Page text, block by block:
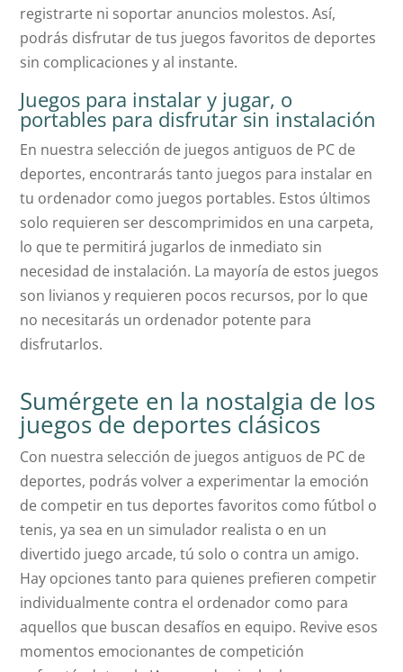
registrarte ni soportar anuncios molestos. Así,
podrás disfrutar de tus juegos favoritos de deportes
sin complicaciones y al instante.
Juegos para instalar y jugar, o
portables para disfrutar sin instalación
En nuestra selección de juegos antiguos de PC de
deportes, encontrarás tanto juegos para instalar en
tu ordenador como juegos portables. Estos últimos
solo requieren ser descomprimidos en una carpeta,
lo que te permitirá jugarlos de inmediato sin
necesidad de instalación. La mayoría de estos juegos
son livianos y requieren pocos recursos, por lo que
no necesitarás un ordenador potente para
disfrutarlos.
Sumérgete en la nostalgia de los
juegos de deportes clásicos
Con nuestra selección de juegos antiguos de PC de
deportes, podrás volver a experimentar la emoción
de competir en tus deportes favoritos como fútbol o
tenis, ya sea en un simulador realista o en un
divertido juego arcade, tú solo o contra un amigo.
Hay opciones tanto para quienes prefieren competir
individualmente contra el ordenador como para
aquellos que buscan desafíos en equipo. Revive esos
momentos emocionantes de competición